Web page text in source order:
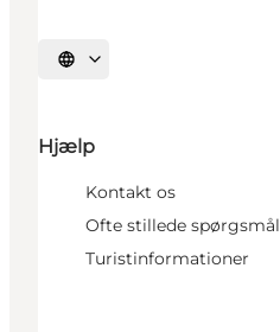
Vælg sprog
Hjælp
Kontakt os
Ofte stillede spørgsmål
Turistinformationer